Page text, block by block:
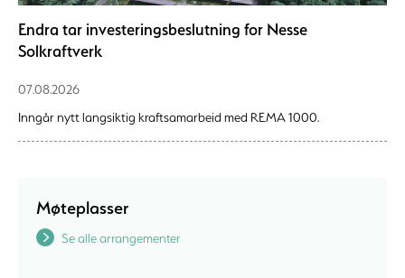
Endra tar investeringsbeslutning for Nesse
Solkraftverk
07.08.2026
Inngår nytt langsiktig kraftsamarbeid med REMA 1000.
Møteplasser
Se alle arrangementer